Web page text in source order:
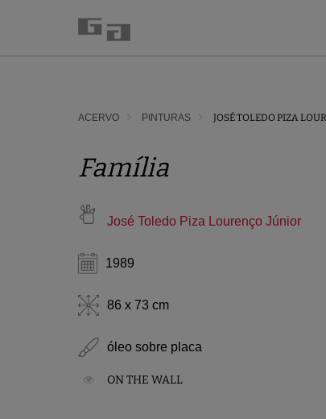
ACERVO PINTURAS JOSÉ TOLEDO PIZA
Família
José Toledo Piza Lourenço Júnior
1989
86 x 73 cm
óleo sobre placa
ON THE WALL